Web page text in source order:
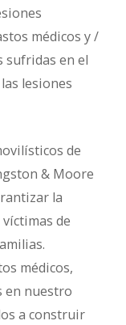
médicos y /
sufridas en el
lesiones
de
& Moore
la
de
médicos,
en nuestro
a construir